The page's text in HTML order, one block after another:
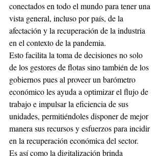
conectados en todo el mundo para tener una
vista general, incluso por país, de la
afectación y la recuperación de la industria
en el contexto de la pandemia.
Esto facilita la toma de decisiones no solo
de los gestores de flotas sino también de los
gobiernos pues al proveer un barómetro
económico les ayuda a optimizar el flujo de
trabajo e impulsar la eficiencia de sus
unidades, permitiéndoles disponer de mejor
manera sus recursos y esfuerzos para incidir
en la recuperación económica del sector.
Es así como la digitalización brinda